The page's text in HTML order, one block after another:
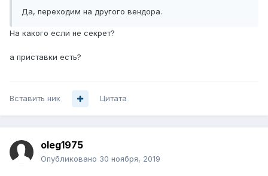
Да, переходим на другого вендора.
На какого если не секрет?
а приставки есть?
Вставить ник Цитата
oleg1975
Опубликовано 30 ноября, 2019